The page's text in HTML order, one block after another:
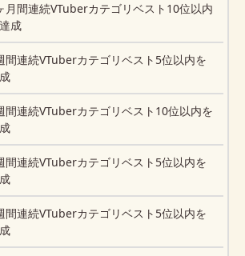
月間連続VTuberカテゴリベスト10位以内
成
間連続VTuberカテゴリベスト5位以内を
間連続VTuberカテゴリベスト10位以内を
間連続VTuberカテゴリベスト5位以内を
間連続VTuberカテゴリベスト5位以内を